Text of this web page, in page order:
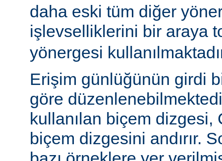
daha eski tüm diğer
işlevselliklerini bir araya
yönergesi
Erişim günlüğünün girdi
göre
kullanılan biçem dizgesi,
biçem dizgesini andırır.